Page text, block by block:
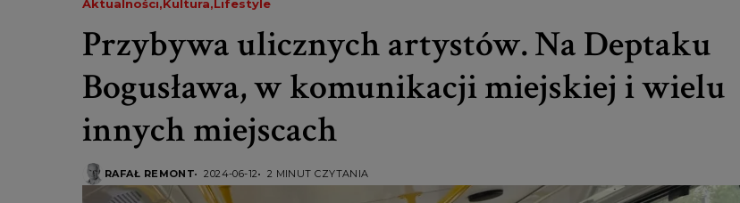
Aktualności Kultura Lifestyle
Przybywa ulicznych artystów. Na Deptaku
Bogusława, w komunikacji miejskiej i wielu
innych miejscach
RAFAŁ REMONT 2024-06-12 2 MINUT CZYTANIA